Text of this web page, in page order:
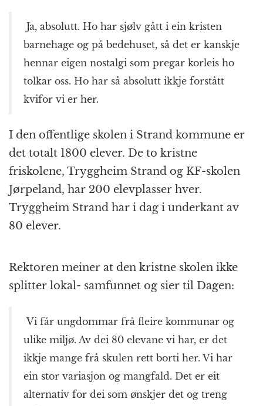
Ja, absolutt. Ho har sjølv gått i ein kristen
barnehage og på bedehuset, så det er kanskje
hennar eigen nostalgi som pregar korleis ho
tolkar oss. Ho har så absolutt ikkje forstått
kvifor vi er her.
I den offentlige skolen i Strand kommune er
det totalt 1800 elever. De to kristne
friskolene, Tryggheim Strand og KF-skolen
Jørpeland, har 200 elevplasser hver.
Tryggheim Strand har i dag i underkant av
80 elever.
Rektoren meiner at den kristne skolen ikke
splitter lokal- samfunnet og sier til Dagen:
Vi får ungdommar frå fleire kommunar og
ulike miljø. Av dei 80 elevane vi har, er det
ikkje mange frå skulen rett borti her. Vi har
ein stor variasjon og mangfald. Det er eit
alternativ for dei som ønskjer det og treng